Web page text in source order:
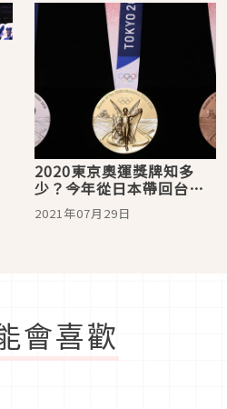
2020東京奧運獎牌知多
少？今年從日本帶回台灣
的金・銀・銅牌秘密大解
析
2021年07月29日
會喜歡